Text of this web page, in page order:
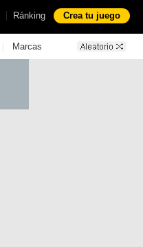
| Ránking Crea tu juego
| Marcas